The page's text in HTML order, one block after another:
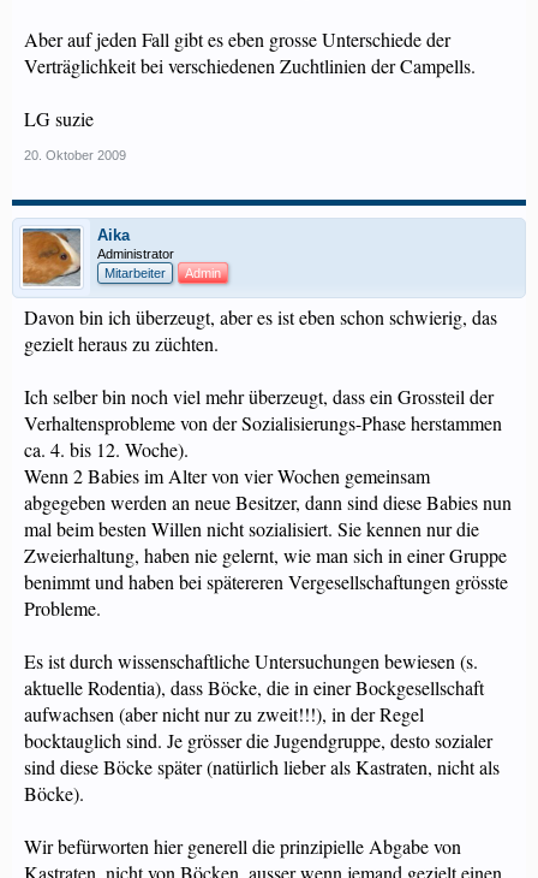
Aber auf jeden Fall gibt es eben grosse Unterschiede der
Verträglichkeit bei verschiedenen Zuchtlinien der Campells.
LG suzie
20. Oktober 2009
Aika
Administrator
Mitarbeiter
Admin
Davon bin ich überzeugt, aber es ist eben schon schwierig, das
gezielt heraus zu züchten.
Ich selber bin noch viel mehr überzeugt, dass ein Grossteil der
Verhaltensprobleme von der Sozialisierungs-Phase herstammen
ca. 4. bis 12. Woche).
Wenn 2 Babies im Alter von vier Wochen gemeinsam
abgegeben werden an neue Besitzer, dann sind diese Babies nun
mal beim besten Willen nicht sozialisiert. Sie kennen nur die
Zweierhaltung, haben nie gelernt, wie man sich in einer Gruppe
benimmt und haben bei spätereren Vergesellschaftungen grösste
Probleme.
Es ist durch wissenschaftliche Untersuchungen bewiesen (s.
aktuelle Rodentia), dass Böcke, die in einer Bockgesellschaft
aufwachsen (aber nicht nur zu zweit!!!), in der Regel
bocktauglich sind. Je grösser die Jugendgruppe, desto sozialer
sind diese Böcke später (natürlich lieber als Kastraten, nicht als
Böcke).
Wir befürworten hier generell die prinzipielle Abgabe von
Kastraten, nicht von Böcken, ausser wenn jemand gezielt einen